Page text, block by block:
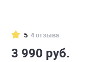
5 4 отзыва
3 990 руб.